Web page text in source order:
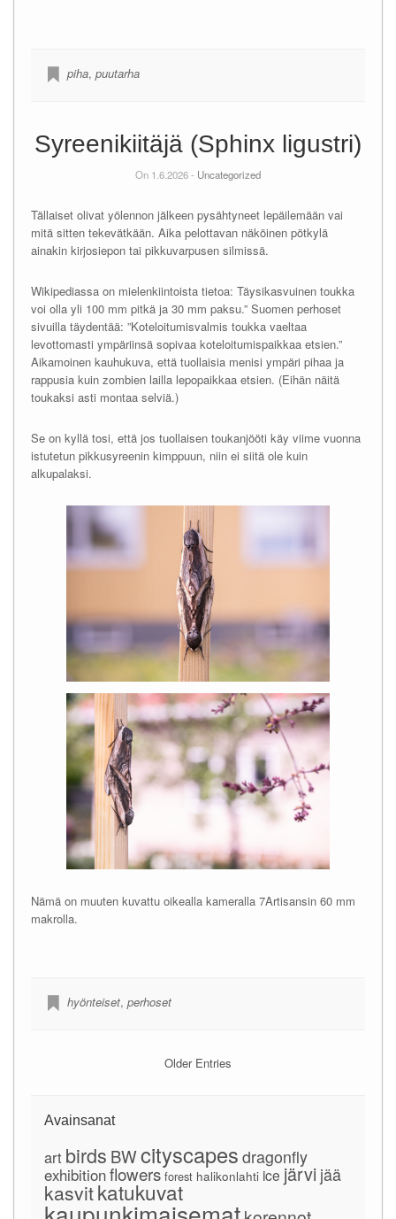
piha, puutarha
Syreenikiitäjä (Sphinx ligustri)
On 1.6.2026 - Uncategorized
Tällaiset olivat yölennon jälkeen pysähtyneet lepäilemään vai
mitä sitten tekevätkään. Aika pelottavan näköinen pötkylä
ainakin kirjosiepon tai pikkuvarpusen silmissä.
Wikipediassa on mielenkiintoista tietoa: Täysikasvuinen toukka
voi olla yli 100 mm pitkä ja 30 mm paksu.” Suomen perhoset
sivuilla täydentää: ”Koteloitumisvalmis toukka vaeltaa
levottomasti ympäriinsä sopivaa koteloitumispaikkaa etsien.”
Aikamoinen kauhukuva, että tuollaisia menisi ympäri pihaa ja
rappusia kuin zombien lailla lepopaikkaa etsien. (Eihän näitä
toukaksi asti montaa selviä.)
Se on kyllä tosi, että jos tuollaisen toukanjööti käy viime vuonna
istutetun pikkusyreenin kimppuun, niin ei siitä ole kuin
alkupalaksi.
Nämä on muuten kuvattu oikealla kameralla 7Artisansin 60 mm
makrolla.
hyönteiset, perhoset
Older Entries
Avainsanat
art birds BWcityscapes dragonfly
exhibitionflowers forest halikonlahti ice järvi jää
kasvitkatukuvat